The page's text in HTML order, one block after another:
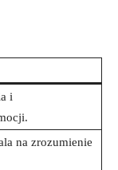
i
na zrozumienie